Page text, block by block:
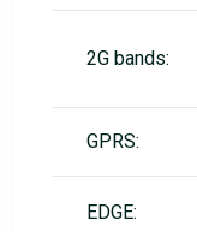
2G bands:
GPRS:
EDGE: